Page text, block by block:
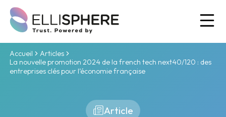
Accueil
Articles
La nouvelle promotion 2024 de la french tech next40/120 : des
entreprises clés pour l’économie française
Article